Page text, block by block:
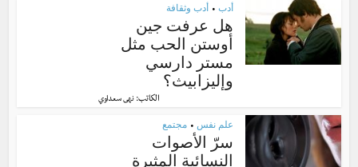
أدب • أدب وثقافة
هل عرفت جين
أوستن الحب مثل
مستر دارسي
وإليزابيث؟
الكاتب: نهى سعداوي
علم نفس • مجتمع
سرّ الأصوات
النسائية المثيرة